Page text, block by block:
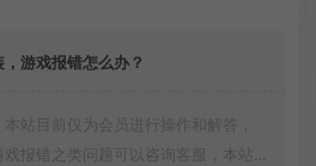
游戏报错怎么办？
站目前仅为会员进行操作和解答，
报错之类问题可以咨询客服，本站